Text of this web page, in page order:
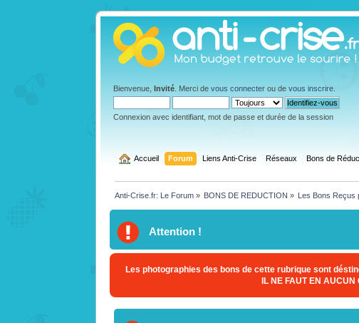
Bienvenue,Invité . Merci devous connecter ou devous inscrire
Connexion avec identifiant, mot de passe et durée de la session
Accueil Forum Liens Anti-Crise Réseaux Bons de
Anti-Crise.fr: Le Forum» BONS DE REDUCTION » Les Bons Reçus
Attention !
Les photographies des bons de cette rubrique sont
IL NE FAUT EN AUCUN